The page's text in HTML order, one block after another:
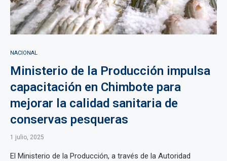
NACIONAL
Ministerio de la Producción impulsa
capacitación en Chimbote para
mejorar la calidad sanitaria de
conservas pesqueras
1 julio, 2025
El Ministerio de la Producción, a través de la Autoridad